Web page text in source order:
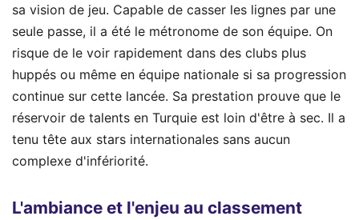
sa vision de jeu. Capable de casser les lignes par une
seule passe, il a été le métronome de son équipe. On
risque de le voir rapidement dans des clubs plus
huppés ou même en équipe nationale si sa progression
continue sur cette lancée. Sa prestation prouve que le
réservoir de talents en Turquie est loin d'être à sec. Il a
tenu tête aux stars internationales sans aucun
complexe d'infériorité.
L'ambiance et l'enjeu au classement